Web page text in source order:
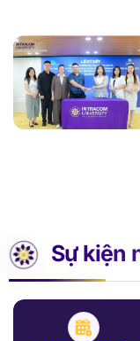
Sự kiện
RA